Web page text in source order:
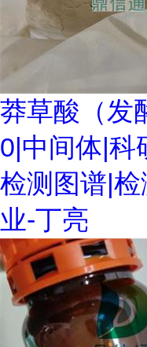
莽草酸（发
0|中间体|科
检测图谱|
业-丁亮